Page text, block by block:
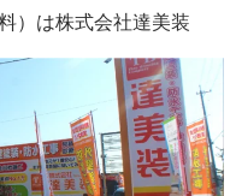
） は株式会社達美装